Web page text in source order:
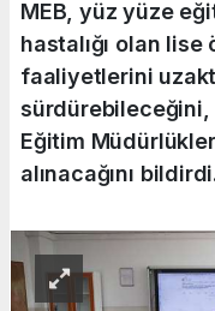
MEB, yüz yüze
hastalığı olan
faaliyetlerini
sürdürebileceğini,
Eğitim
alınacağını